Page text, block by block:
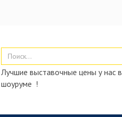
Лучшие выставочные цены у нас в
шоуруме !